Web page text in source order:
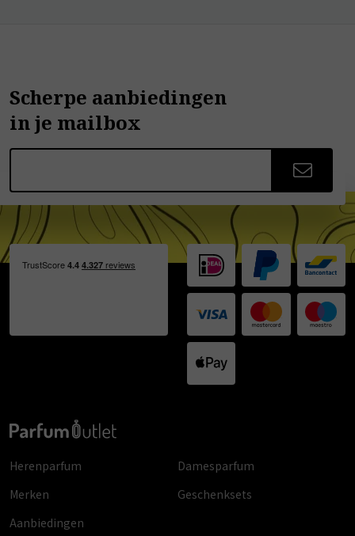
Scherpe aanbiedingen
in je mailbox
Herenparfum
Damesparfum
Merken
Geschenksets
Aanbiedingen